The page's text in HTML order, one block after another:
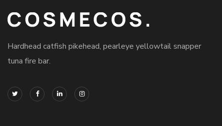
Hardhead catfish pikehead, pearleye yellowtail snapper
tuna fire bar.